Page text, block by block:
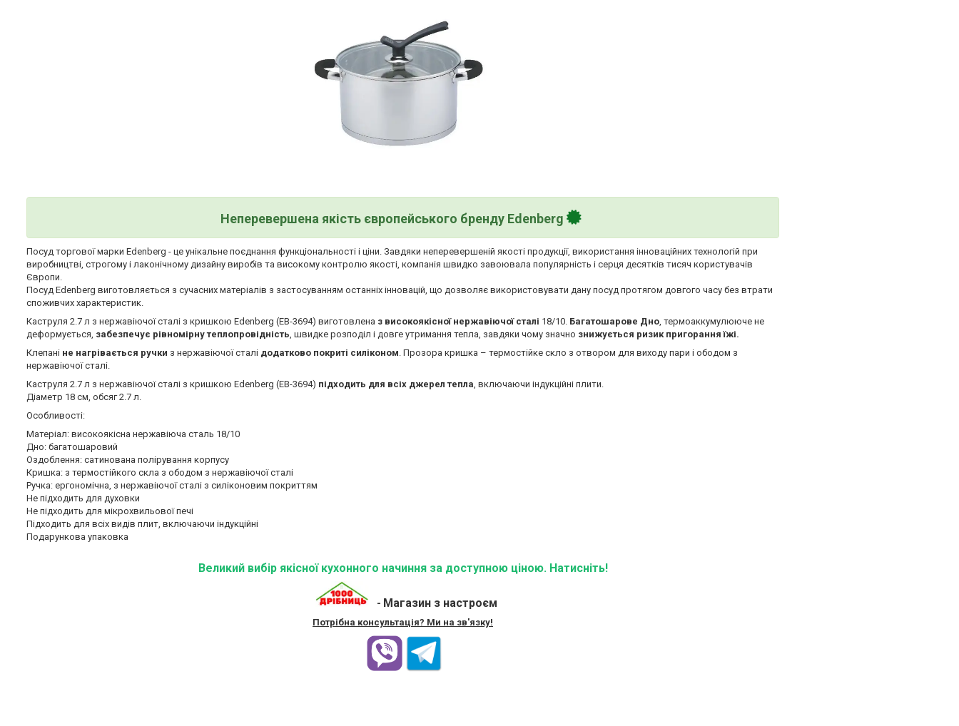
Неперевершена якість європейського бренду Edenberg
Посуд торгової марки Edenberg - це унікальне поєднання функціональності і ціни. Завдяки неперевершеній якості продукції, використання інноваційних технологій при
виробництві, строгому і лаконічному дизайну виробів та високому контролю якості, компанія швидко завоювала популярність і серця десятків тисяч користувачів
Європи.
Посуд Edenberg виготовляється з сучасних матеріалів з застосуванням останніх інновацій, що дозволяє використовувати дану посуд протягом довгого часу без втрати
споживчих характеристик.
Каструля 2.7 л з нержавіючої сталі з кришкою Edenberg (EB-3694) виготовлена з високоякісної нержавіючої сталі 18/10. Багатошарове Дно, термоаккумулююче не
деформується, забезпечує рівномірну теплопровідність, швидке розподіл і довге утримання тепла, завдяки чому значно знижується ризик пригорання їжі.
Клепані не нагрівається ручки з нержавіючої сталі додатково покриті силіконом. Прозора кришка – термостійке скло з отвором для виходу пари і ободом з
нержавіючої сталі.
Каструля 2.7 л з нержавіючої сталі з кришкою Edenberg (EB-3694) підходить для всіх джерел тепла, включаючи індукційні плити.
Діаметр 18 см, обсяг 2.7 л.
Особливості:
Матеріал: високоякісна нержавіюча сталь 18/10
Дно: багатошаровий
Оздоблення: сатинована полірування корпусу
Кришка: з термостійкого скла з ободом з нержавіючої сталі
Ручка: ергономічна, з нержавіючої сталі з силіконовим покриттям
Не підходить для духовки
Не підходить для мікрохвильової печі
Підходить для всіх видів плит, включаючи індукційні
Подарункова упаковка
Великий вибір якісної кухонного начиння за доступною ціною. Натисніть!
- Магазин з настроєм
Потрібна консультація? Ми на зв'язку!